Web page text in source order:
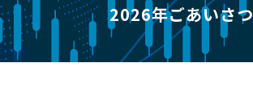
2026年ごあいさつ